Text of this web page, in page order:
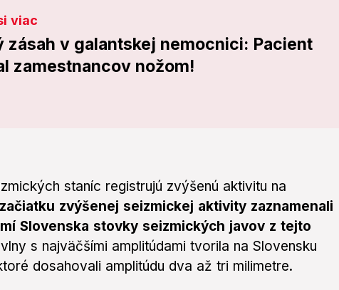
viac
zásah v galantskej nemocnici: Pacient
zamestnancov nožom!
staníc registrujú zvýšenú aktivitu na
zvýšenej seizmickej aktivity zaznamenali
Slovenska stovky seizmických javov z tejto
s najväčšími amplitúdami tvorila na Slovensku
dosahovali amplitúdu dva až tri milimetre.